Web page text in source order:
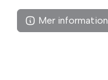
Mer information